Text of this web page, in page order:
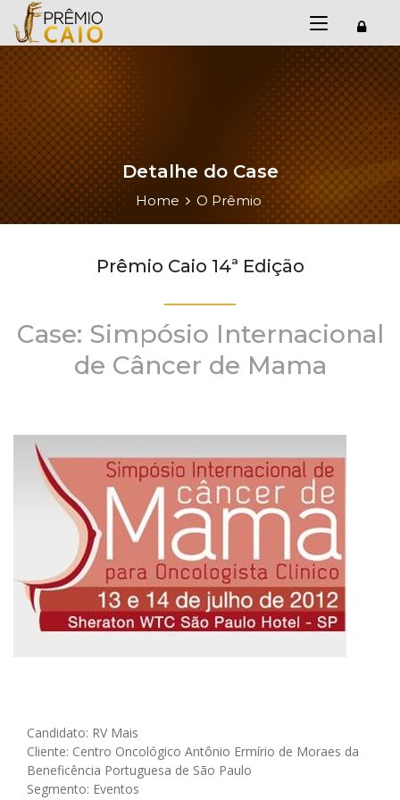
Detalhe do Case
Home O Prêmio
Prêmio Caio 14ª Edição
Case: Simpósio Internacional
de Câncer de Mama
Candidato: RV Mais
Cliente: Centro Oncológico Antônio Ermírio de Moraes da
Beneficência Portuguesa de São Paulo
Segmento: Eventos